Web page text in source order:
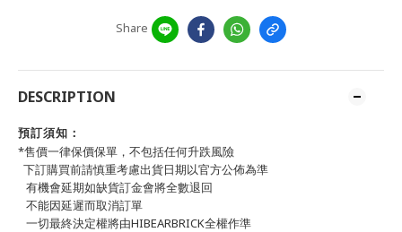
Share
DESCRIPTION
預訂須知：
*售價一律保價保單，不包括任何升跌風險
下訂購買前請慎重考慮出貨日期以官方公佈為準
有機會延期如缺貨訂金會將全數退回
不能因延遲而取消訂單
一切最終決定權將由HIBEARBRICK全權作準